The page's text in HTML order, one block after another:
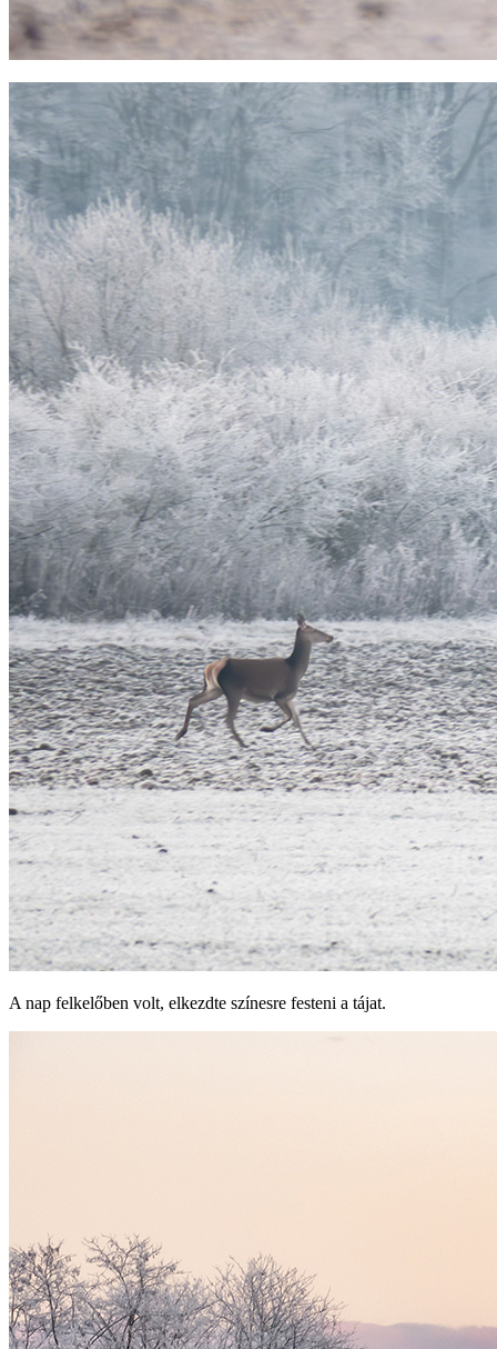
A nap felkelőben volt, elkezdte színesre festeni a tájat.